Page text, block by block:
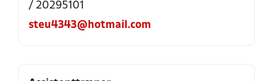
/ 20295101
steu4343@hotmail.com